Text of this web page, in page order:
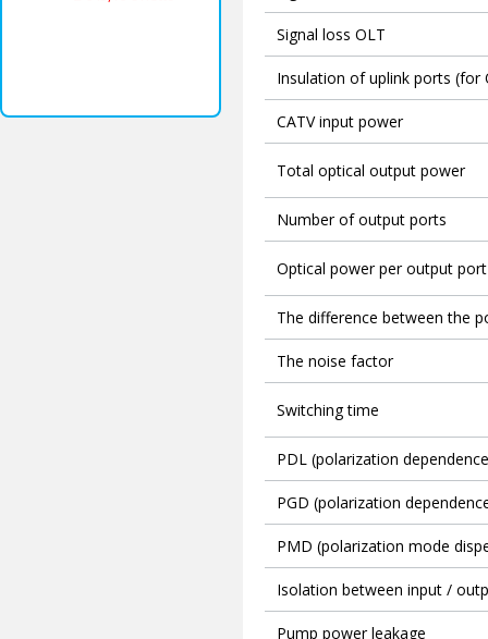
Signal loss OLT
Insulation of uplink ports (for
CATV input power
Total optical output power
Number of output ports
Optical power per output port
The difference between the
The noise factor
Switching time
PDL (polarization
PGD (polarization
PMD (polarization mode
Isolation between input /
Pump power leakage